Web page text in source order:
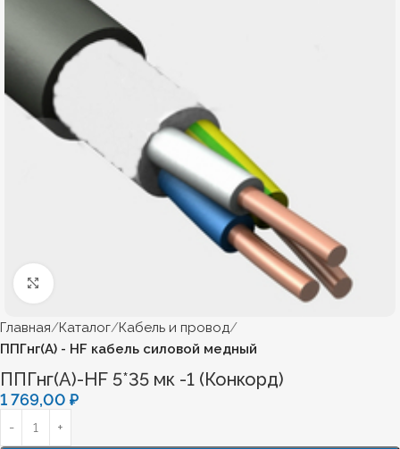
Главная Каталог Кабель и провод
ППГнг(А) - HF кабель силовой медный
ППГнг(А)-HF 5*35 мк -1 (Конкорд)
1 769,00 ₽